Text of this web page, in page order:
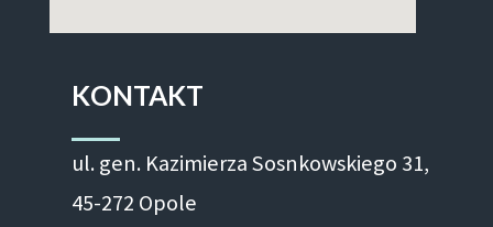
KONTAKT
ul. gen. Kazimierza Sosnkowskiego 31,
45-272 Opole